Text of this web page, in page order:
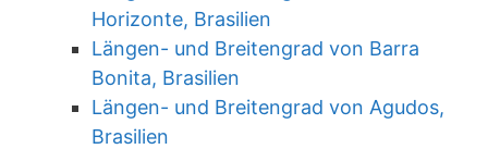
Horizonte, Brasilien
Längen- und Breitengrad von Barra
Bonita, Brasilien
Längen- und Breitengrad von Agudos,
Brasilien